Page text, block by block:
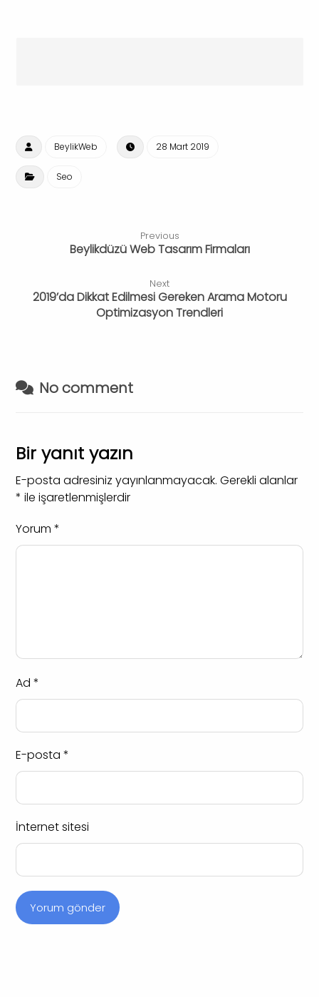
BeylikWeb 28 Mart 2019
Seo
Previous
Beylikdüzü Web Tasarım Firmaları
Next
2019’da Dikkat Edilmesi Gereken Arama Motoru
Optimizasyon Trendleri
No comment
Bir yanıt yazın
E-posta adresiniz yayınlanmayacak. Gerekli alanlar
* ile işaretlenmişlerdir
Yorum*
Ad*
E-posta*
İnternet sitesi
Yorum gönder